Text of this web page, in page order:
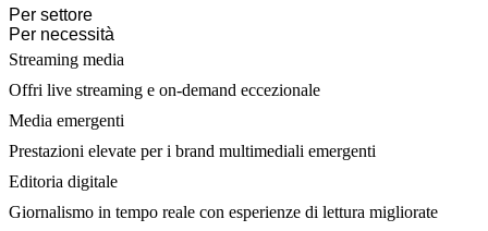
Per settore
Per necessità
Streaming media
Offri live streaming e on-demand eccezionale
Media emergenti
Prestazioni elevate per i brand multimediali emergenti
Editoria digitale
Giornalismo in tempo reale con esperienze di lettura migliorate